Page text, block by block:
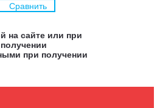
Сравнить